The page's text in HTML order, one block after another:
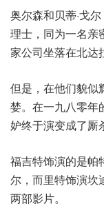
奥尔森和贝蒂·戈
理士，同为一名亲
家公司坐落在北达
但是，在他们貌似
婪。在一九八零年
妒终于演变成了厮
福吉特饰演的是帕
尔，而里特饰演坎
两部影片。